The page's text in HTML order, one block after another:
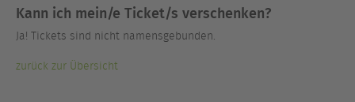
Kann ich mein/e Ticket/s verschenken?
Ja! Tickets sind nicht namensgebunden.
zurück zur Übersicht